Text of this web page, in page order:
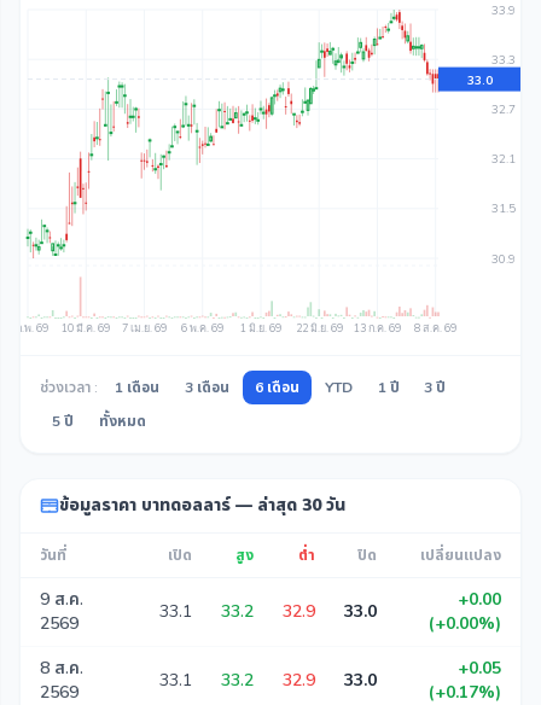
ช่วงเวลา : 1 เดือน 3 เดือน 6 เดือน YTD 1 ปี
3 ปี
5 ปี
ทั้งหมด
ข้อมูลราคา บาทดอลลาร์ — ล่าสุด 30 วัน
วันที่ เปิด สูง ต่ำ ปิด เปลี่ยนแปลง
9 ส.ค.
2569
33.1 33.2 32.9 33.0
+0.00
(+0.00%)
8 ส.ค.
2569
33.1 33.2 32.9 33.0
+0.05
(+0.17%)